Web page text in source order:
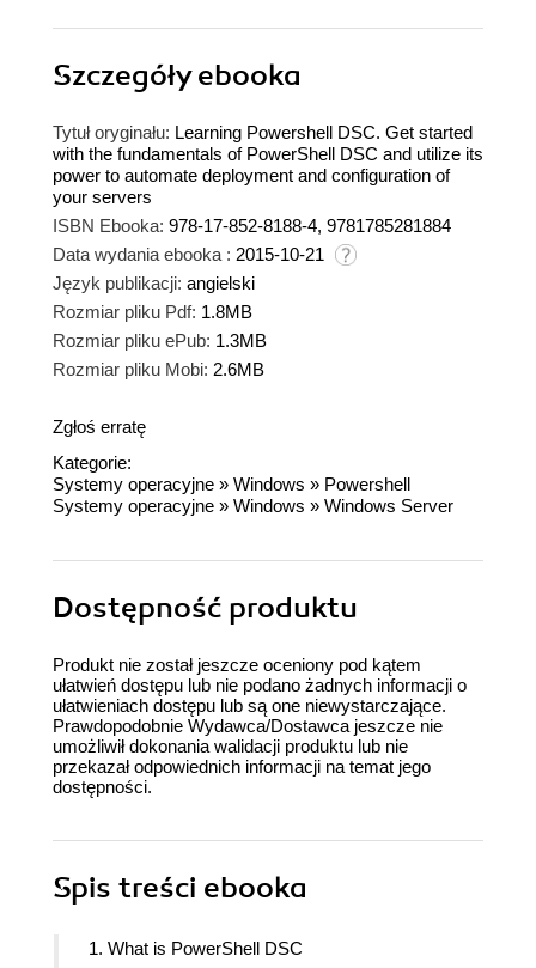
Szczegółyebooka
Tytuł oryginału: Learning Powershell DSC. Get started
with the fundamentals of PowerShell DSC and utilize its
power to automate deployment and configuration of
your servers
ISBN Ebooka: 978-17-852-8188-4, 9781785281884
Data wydania ebooka : 2015-10-21
Język publikacji: angielski
Rozmiar pliku Pdf: 1.8MB
Rozmiar pliku ePub: 1.3MB
Rozmiar pliku Mobi: 2.6MB
Zgłoś erratę
Kategorie:
Systemy operacyjne » Windows » Powershell
Systemy operacyjne » Windows » Windows Server
Dostępność produktu
Produkt nie został jeszcze oceniony pod kątem
ułatwień dostępu lub nie podano żadnych informacji o
ułatwieniach dostępu lub są one niewystarczające.
Prawdopodobnie Wydawca/Dostawca jeszcze nie
umożliwił dokonania walidacji produktu lub nie
przekazał odpowiednich informacji na temat jego
dostępności.
Spis treści ebooka
1. What is PowerShell DSC